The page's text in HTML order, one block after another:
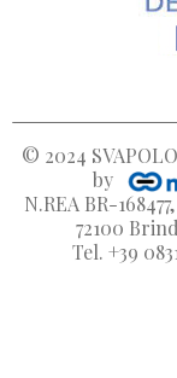
© 2024
by
N.REA BR-
72100
Tel. +39